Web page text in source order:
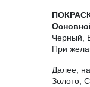
Черный,
При
Далее,
Золото,